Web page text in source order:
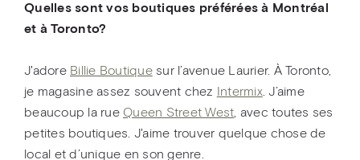
Quelles sont vos boutiques préférées à Montréal
et à Toronto?
J'adore Billie Boutiquesur l’avenue Laurier. À Toronto,
je magasine assez souvent chez Intermix . J’aime
beaucoup la rue Queen Street West , avec toutes ses
petites boutiques. J'aime trouver quelque chose de
local et d’unique en son genre.